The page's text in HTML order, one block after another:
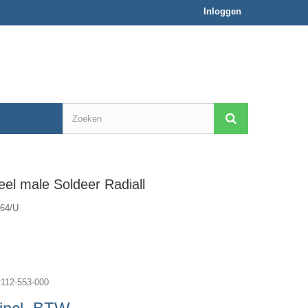
Inloggen
male Soldeer Radiall
U
553-000